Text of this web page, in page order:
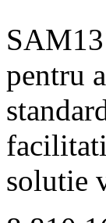
pentru
solutie